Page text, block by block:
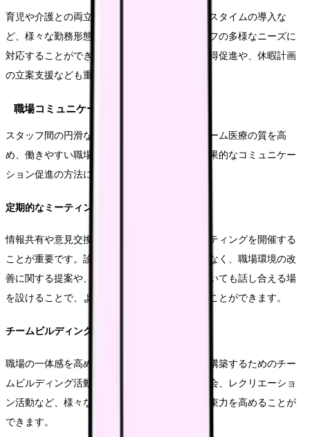
育児や介護との両立支援、時短勤務やフレックスタイムの導入な
ど、様々な勤務形態を用意することで、スタッフの多様なニーズに
対応することができます。また、有給休暇の取得促進や、休暇計画
の立案支援なども重要な取り組みとなります。
職場コミュニケーションの活性化
スタッフ間の円滑なコミュニケーションは、チーム医療の質を高
め、働きやすい職場環境の基盤となります。効果的なコミュニケー
ション促進の方法について解説します。
定期的なミーティングの実施
情報共有や意見交換の場として、定期的なミーティングを開催する
ことが重要です。診療に関する情報共有だけでなく、職場環境の改
善に関する提案や、スタッフの悩みや課題についても話し合える場
を設けることで、より良い職場づくりを進めることができます。
チームビルディングの推進
職場の一体感を高め、スタッフ間の信頼関係を構築するためのチー
ムビルディング活動も重要です。研修会や勉強会、レクリエーショ
ン活動など、様々な機会を通じて、チームの結束力を高めることが
できます。